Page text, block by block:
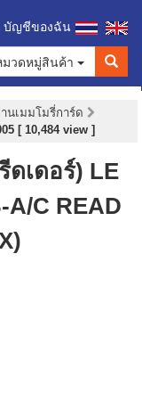
บัญชีของฉัน
วดหมู่สินค้า
นเมมโมรี่การ์ด
[ 10,484 view ]
ดเดอร์) LE
A/C READ